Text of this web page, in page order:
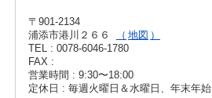
〒901-2134
浦添市港川２６６
地図
TEL : 0078-6046-1780
FAX :
営業時間 : 9:30〜18:00
定休日 : 毎週火曜日＆水曜日、年末年始